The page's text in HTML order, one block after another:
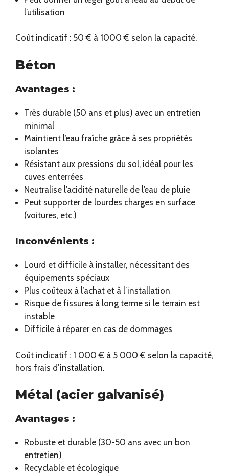
l’utilisation
Coût indicatif : 50 € à 1000 € selon la capacité.
Béton
Avantages :
Très durable (50 ans et plus) avec un entretien
minimal
Maintient l’eau fraîche grâce à ses propriétés
isolantes
Résistant aux pressions du sol, idéal pour les
cuves enterrées
Neutralise l’acidité naturelle de l’eau de pluie
Peut supporter de lourdes charges en surface
(voitures, etc.)
Inconvénients :
Lourd et difficile à installer, nécessitant des
équipements spéciaux
Plus coûteux à l’achat et à l’installation
Risque de fissures à long terme si le terrain est
instable
Difficile à réparer en cas de dommages
Coût indicatif : 1 000 € à 5 000 € selon la capacité,
hors frais d’installation.
Métal (acier galvanisé)
Avantages :
Robuste et durable (30-50 ans avec un bon
entretien)
Recyclable et écologique